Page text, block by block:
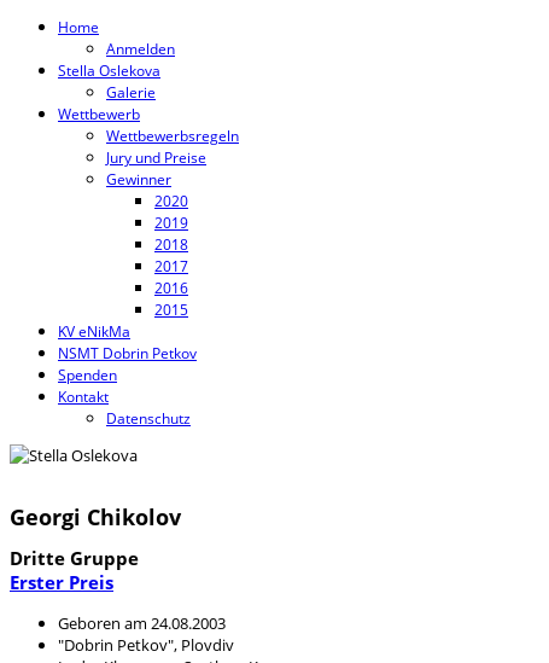
Home
Anmelden
Stella Oslekova
Galerie
Wettbewerb
Wettbewerbsregeln
Jury und Preise
Gewinner
2020
2019
2018
2017
2016
2015
KV eNikMa
NSMT Dobrin Petkov
Spenden
Kontakt
Datenschutz
Georgi Chikolov
Dritte Gruppe
Erster Preis
Geboren am 24.08.2003
"Dobrin Petkov", Plovdiv